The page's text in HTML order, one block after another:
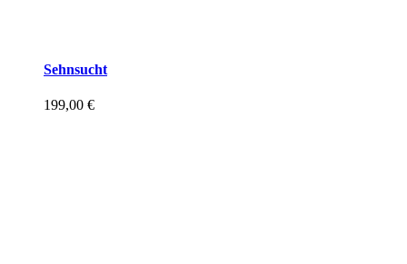
Sehnsucht
199,00 €